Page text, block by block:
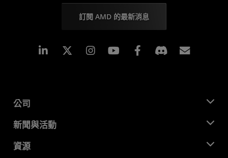
訂閱 AMD 的最新消息
Linkedin Instagram Facebook
公司
關於 AMD
企業責任
新聞與活動
新聞室
資源